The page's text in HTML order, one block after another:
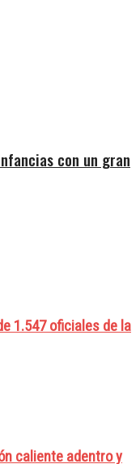
con un gran
1.547 oficiales de la
caliente adentro y